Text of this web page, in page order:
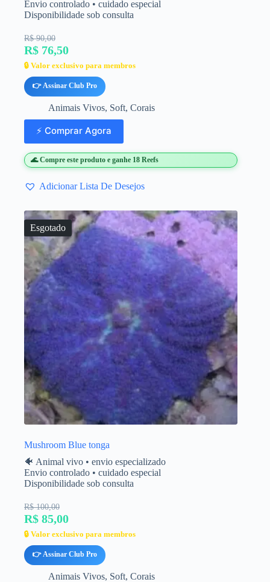
Envio controlado • cuidado especial
Disponibilidade sob consulta
R$ 90,00
R$ 76,50
🔒 Valor exclusivo para membros
👉 Assinar Club Pro
Animais Vivos, Soft, Corais
⚡ Comprar Agora
🌊 Compre este produto e ganhe 18 Reefs
Adicionar Lista De Desejos
Esgotado
Mushroom Blue tonga
🐠 Animal vivo • envio especializado
Envio controlado • cuidado especial
Disponibilidade sob consulta
R$ 100,00
R$ 85,00
🔒 Valor exclusivo para membros
👉 Assinar Club Pro
Animais Vivos, Soft, Corais